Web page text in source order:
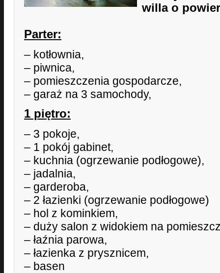
willa o
Parter:
– kotłownia,
– piwnica,
– pomieszczenia gospodarcze,
– garaż na 3 samochody,
1 piętro:
– 3 pokoje,
– 1 pokój gabinet,
– kuchnia (ogrzewanie podłogowe),
– jadalnia,
– garderoba,
– 2 łazienki (ogrzewanie podłogowe)
– hol z kominkiem,
– duży salon z widokiem na
– łaźnia parowa,
– łazienka z prysznicem,
– basen